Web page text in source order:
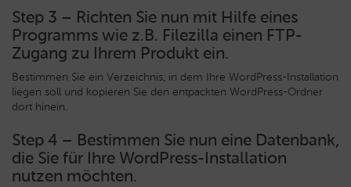
Step 3 – Richten Sie nun mit Hilfe eines
Programms wie z.B. Filezilla einen FTP-
Zugang zu Ihrem Produkt ein.
Bestimmen Sie ein Verzeichnis, in dem Ihre WordPress-Installation
liegen soll und kopieren Sie den entpackten WordPress-Ordner
dort hinein.
Step 4 – Bestimmen Sie nun eine Datenbank,
die Sie für Ihre WordPress-Installation
nutzen möchten.